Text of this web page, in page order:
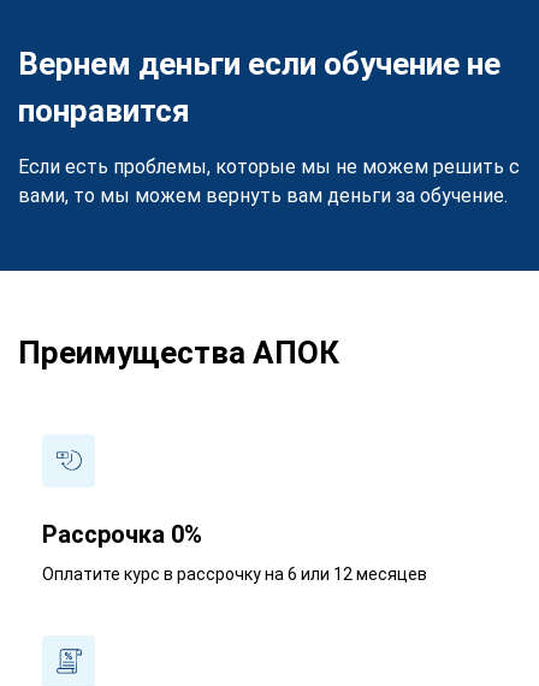
Вернем деньги если обучение не
понравится
Если есть проблемы, которые мы не можем решить с
вами, то мы можем вернуть вам деньги за обучение.
Преимущества АПОК
Рассрочка 0%
Оплатите курс в рассрочку на 6 или 12 месяцев